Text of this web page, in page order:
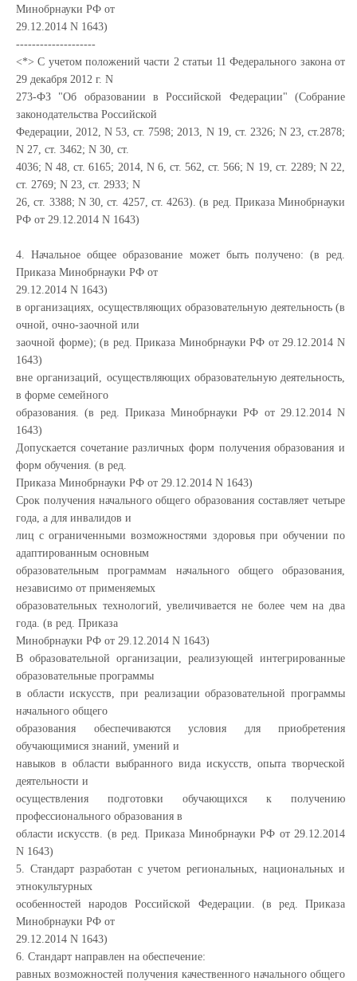
Минобрнауки РФ от
29.12.2014 N 1643)
--------------------
<*> С учетом положений части 2 статьи 11 Федерального закона от
29 декабря 2012 г. N
273-ФЗ "Об образовании в Российской Федерации" (Собрание
законодательства Российской
Федерации, 2012, N 53, ст. 7598; 2013, N 19, ст. 2326; N 23, ст.2878;
N 27, ст. 3462; N 30, ст.
4036; N 48, ст. 6165; 2014, N 6, ст. 562, ст. 566; N 19, ст. 2289; N 22,
ст. 2769; N 23, ст. 2933; N
26, ст. 3388; N 30, ст. 4257, ст. 4263). (в ред. Приказа Минобрнауки
РФ от 29.12.2014 N 1643)
4. Начальное общее образование может быть получено: (в ред.
Приказа Минобрнауки РФ от
29.12.2014 N 1643)
в организациях, осуществляющих образовательную деятельность (в
очной, очно-заочной или
заочной форме); (в ред. Приказа Минобрнауки РФ от 29.12.2014 N
1643)
вне организаций, осуществляющих образовательную деятельность,
в форме семейного
образования. (в ред. Приказа Минобрнауки РФ от 29.12.2014 N
1643)
Допускается сочетание различных форм получения образования и
форм обучения. (в ред.
Приказа Минобрнауки РФ от 29.12.2014 N 1643)
Срок получения начального общего образования составляет четыре
года, а для инвалидов и
лиц с ограниченными возможностями здоровья при обучении по
адаптированным основным
образовательным программам начального общего образования,
независимо от применяемых
образовательных технологий, увеличивается не более чем на два
года. (в ред. Приказа
Минобрнауки РФ от 29.12.2014 N 1643)
В образовательной организации, реализующей интегрированные
образовательные программы
в области искусств, при реализации образовательной программы
начального общего
образования обеспечиваются условия для приобретения
обучающимися знаний, умений и
навыков в области выбранного вида искусств, опыта творческой
деятельности и
осуществления подготовки обучающихся к получению
профессионального образования в
области искусств. (в ред. Приказа Минобрнауки РФ от 29.12.2014
N 1643)
5. Стандарт разработан с учетом региональных, национальных и
этнокультурных
особенностей народов Российской Федерации. (в ред. Приказа
Минобрнауки РФ от
29.12.2014 N 1643)
6. Стандарт направлен на обеспечение:
равных возможностей получения качественного начального общего